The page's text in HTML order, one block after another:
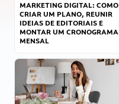
MARKETING DIGITAL: COMO
CRIAR UM PLANO, REUNIR
IDEIAS DE EDITORIAIS E
MONTAR UM CRONOGRAMA
MENSAL